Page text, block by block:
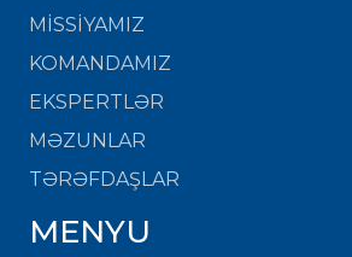
MISSIYAMIZ
KOMANDAMIZ
EKSPERTLƏR
MƏZUNLAR
TƏRƏFDAŞLAR
MENYU